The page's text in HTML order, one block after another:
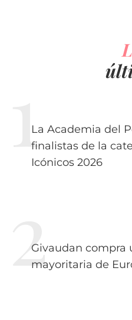
La Academia del
finalistas de la
Icónicos 2026
Givaudan compra
mayoritaria de